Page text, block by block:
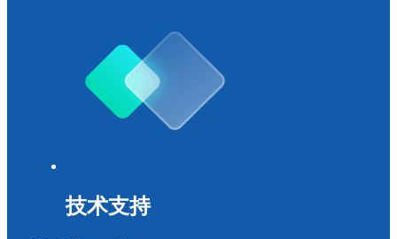
技术支持